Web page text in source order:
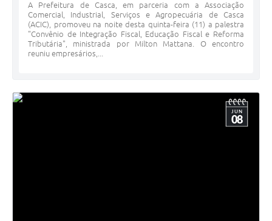
A Prefeitura de Casca, em parceria com a Associação
Comercial, Industrial, Serviços e Agropecuária de Casca
(ACIC), promoveu na noite desta quinta-feira (11) a palestra
"Convênio de Integração Fiscal, Educação Fiscal e Reforma
Tributária", ministrada por Milton Mattana. O encontro
reuniu empresários,...
JUN
08